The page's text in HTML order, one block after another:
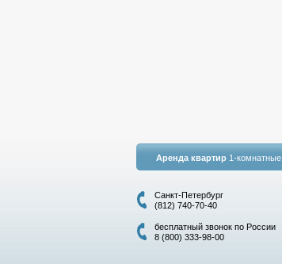
Аренда квартир 1-комнатные
Санкт-Петербург
(812) 740-70-40
бесплатный звонок по России
8 (800) 333-98-00